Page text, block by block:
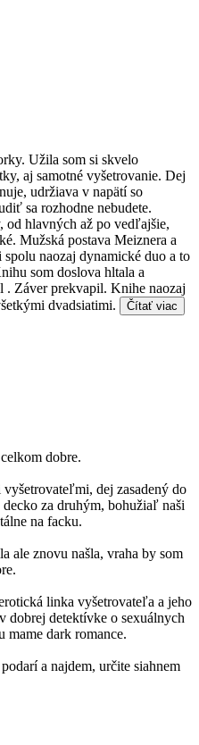
Užila som si skvelo
aj samotné vyšetrovanie. Dej
udržiava v napätí so
sa rozhodne nebudete.
od hlavných až po vedľajšie,
Mužská postava Meiznera a
naozaj dynamické duo a to
som doslova hltala a
. Záver prekvapil. Knihe naozaj
dvadsiatimi.
Čítať viac
dobre.
dej zasadený do
za druhým, bohužiaľ naši
na facku.
ale znovu našla, vraha by som
linka vyšetrovateľa a jeho
dobrej detektívke o sexuálnych
mame dark romance.
a najdem, určite siahnem